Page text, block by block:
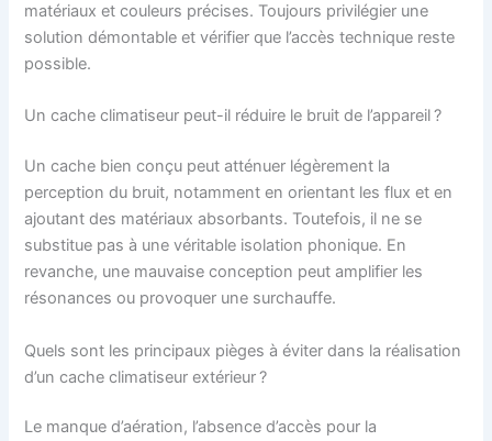
matériaux et couleurs précises. Toujours privilégier une
solution démontable et vérifier que l’accès technique reste
possible.
Un cache climatiseur peut-il réduire le bruit de l’appareil ?
Un cache bien conçu peut atténuer légèrement la
perception du bruit, notamment en orientant les flux et en
ajoutant des matériaux absorbants. Toutefois, il ne se
substitue pas à une véritable isolation phonique. En
revanche, une mauvaise conception peut amplifier les
résonances ou provoquer une surchauffe.
Quels sont les principaux pièges à éviter dans la réalisation
d’un cache climatiseur extérieur ?
Le manque d’aération, l’absence d’accès pour la